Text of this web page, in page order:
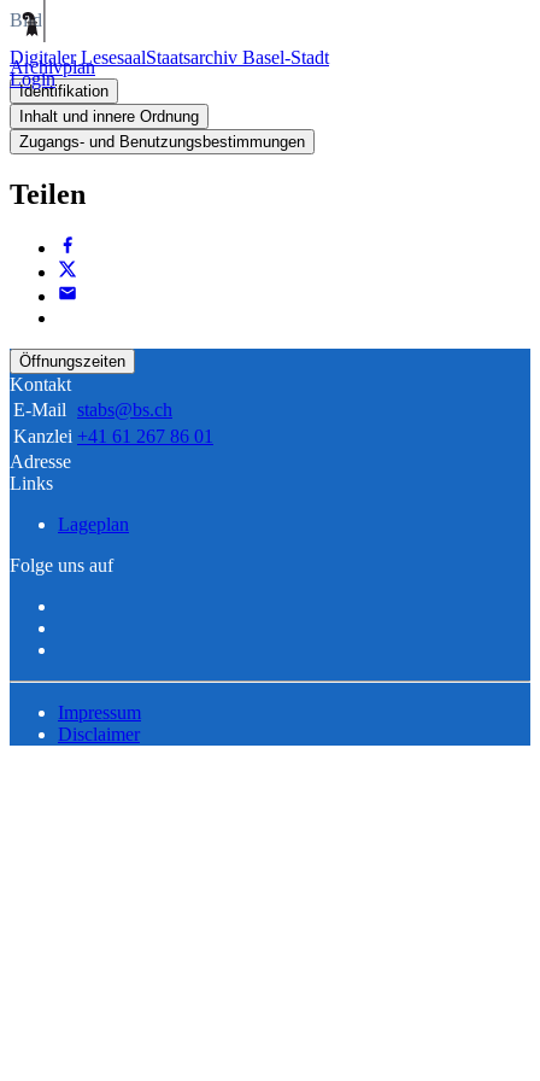
Digitaler LesesaalStaatsarchiv Basel-Stadt
Login
Bild
Archivplan
Identifikation
Inhalt und innere Ordnung
Zugangs- und Benutzungsbestimmungen
Teilen
Öffnungszeiten
Kontakt
E-Mail stabs@bs.ch
Kanzlei +41 61 267 86 01
Adresse
Links
Lageplan
Folge uns auf
Impressum
Disclaimer